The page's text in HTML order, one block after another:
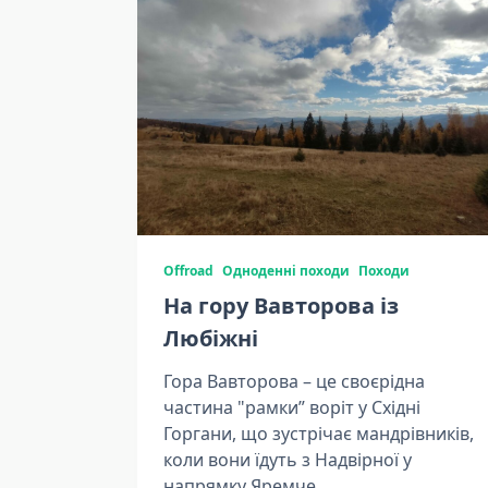
Offroad Одноденні походи Походи
На гору Вавторова із
Любіжні
Гора Вавторова – це своєрідна
частина "рамки” воріт у Східні
Горгани, що зустрічає мандрівників,
коли вони їдуть з Надвірної у